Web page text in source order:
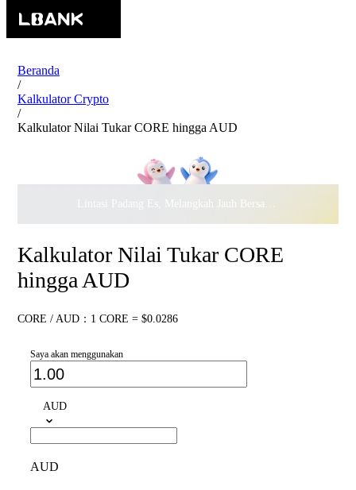
Beranda
/
Kalkulator Crypto
/
Kalkulator Nilai Tukar CORE hingga AUD
Lintasi Padang Es, Melangkah Jauh Bersama · Rayakan
Kalkulator Nilai Tukar CORE
hingga AUD
CORE / AUD：1 CORE = $0.0286
Saya akan menggunakan
AUD
AUD